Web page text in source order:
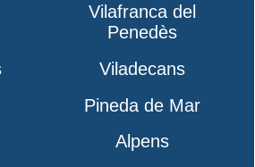
Vilafranca del
Penedès
Viladecans
Pineda de Mar
Alpens